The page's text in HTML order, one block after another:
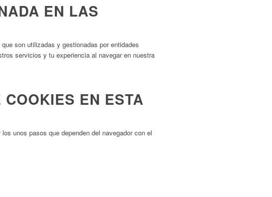
EN LAS
son utilizadas y gestionadas por entidades
servicios y tu experiencia al navegar en nuestra
EN ESTA
unos pasos que dependen del navegador con el